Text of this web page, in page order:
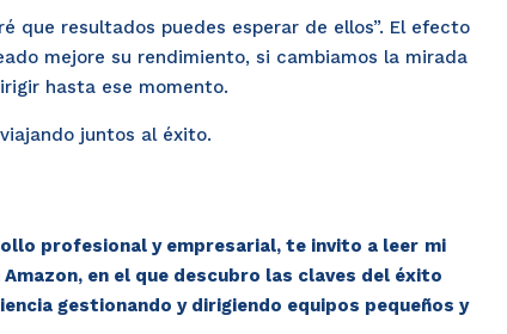
que resultados puedes esperar de ellos”. El efecto
mejore su rendimiento, si cambiamos la mirada
hasta ese momento.
juntos al éxito.
profesional y empresarial, te invito a leer mi
en el que descubro las claves del éxito
gestionando y dirigiendo equipos pequeños y